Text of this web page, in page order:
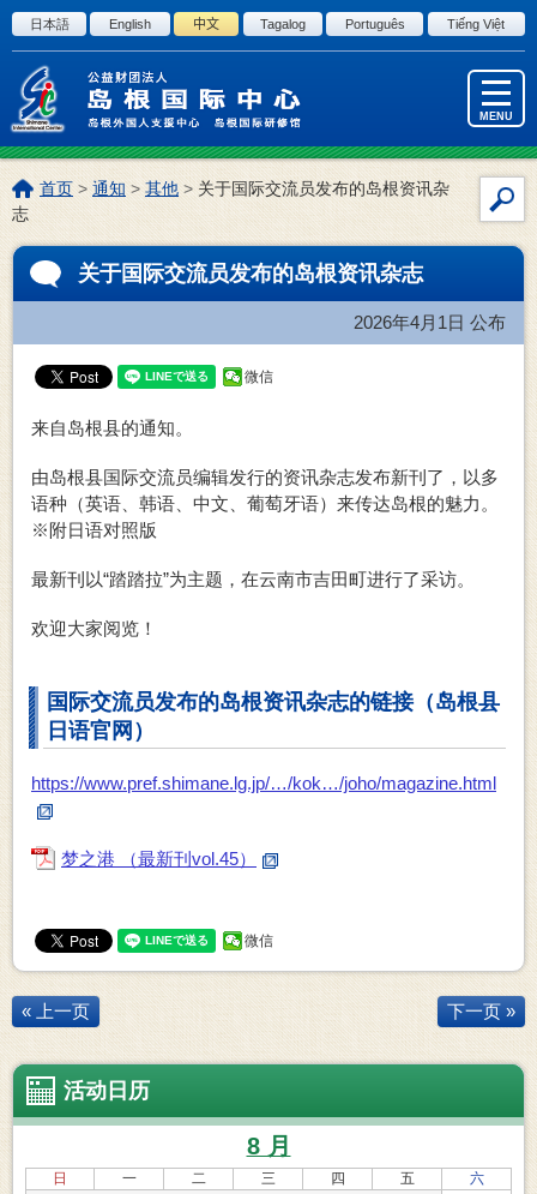
进入正文
日本語 English 中文 Tagalog Português Tiếng Việt
MENU
内
本
页
位
置:
首页 > 通知 >其他 > 关于国际交流员发布的岛根资讯杂
志
关于国际交流员发布的岛根资讯杂志
2026年4月1日 公布
微信
来自岛根县的通知。
由岛根县国际交流员编辑发行的资讯杂志发布新刊了，以多
语种（英语、韩语、中文、葡萄牙语）来传达岛根的魅力。
※附日语对照版
最新刊以“踏踏拉”为主题，在云南市吉田町进行了采访。
欢迎大家阅览！
国际交流员发布的岛根资讯杂志的链接（岛根县
日语官网）
https://www.pref.shimane.lg.jp/…/kok…/joho/magazine.html
梦之港 （最新刊vol.45）
微信
« 上一页 下一页 »
活动日历
8 月
日 一 二 三 四 五
六